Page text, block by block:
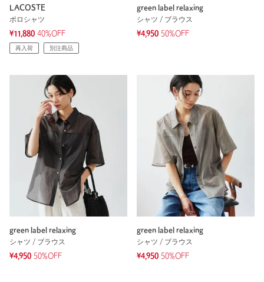
LACOSTE
ポロシャツ
¥11,880 40%OFF
再入荷 別注商品
green label relaxing
シャツ / ブラウス
¥4,950 50%OFF
green label relaxing
シャツ / ブラウス
¥4,950 50%OFF
green label relaxing
シャツ / ブラウス
¥4,950 50%OFF